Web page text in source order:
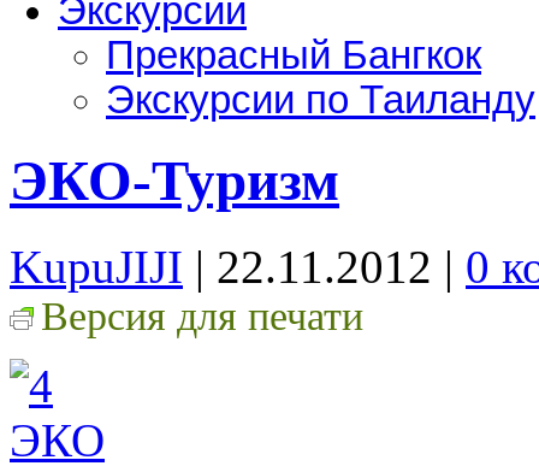
Экскурсии
Прекрасный Бангкок
Экскурсии по Таиланду
ЭКО-Туризм
KupuJIJI | 22.11.2012 | 0
Версия для печати